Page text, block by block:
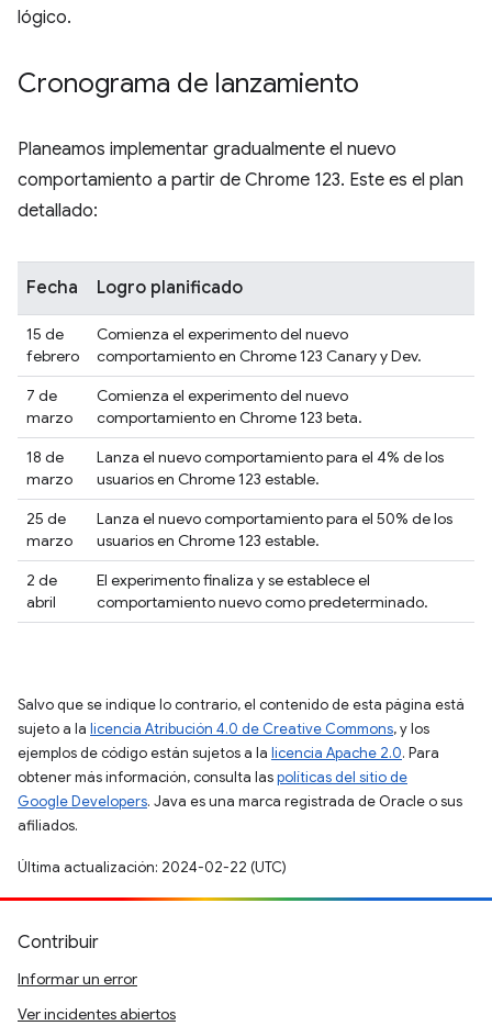
lógico.
Cronograma de lanzamiento
Planeamos implementar gradualmente el nuevo
comportamiento a partir de Chrome 123. Este es el plan
detallado:
Fecha Logro planificado
15 de
febrero
Comienza el experimento del nuevo
comportamiento en Chrome 123 Canary y Dev.
7 de
marzo
Comienza el experimento del nuevo
comportamiento en Chrome 123 beta.
18 de
marzo
Lanza el nuevo comportamiento para el 4% de los
usuarios en Chrome 123 estable.
25 de
marzo
Lanza el nuevo comportamiento para el 50% de los
usuarios en Chrome 123 estable.
2 de
abril
El experimento finaliza y se establece el
comportamiento nuevo como predeterminado.
Salvo que se indique lo contrario, el contenido de esta página está
sujeto a la licencia Atribución 4.0 de Creative Commons, y los
ejemplos de código están sujetos a la licencia Apache 2.0. Para
obtener más información, consulta laspolíticas del sitio de
Google Developers. Java es una marca registrada de Oracle o sus
afiliados.
Última actualización: 2024-02-22 (UTC)
Contribuir
Informar un error
Ver incidentes abiertos